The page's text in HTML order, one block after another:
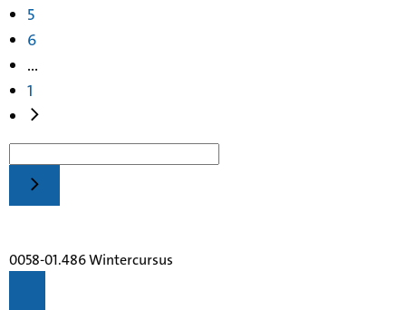
5
6
...
1
0058-01.486 Wintercursus